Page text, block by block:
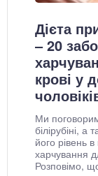
Дієта
– 20
крові у
Ми
білірубіні,
його рівень
харчування
Розповімо,